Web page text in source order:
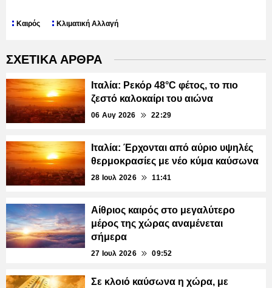
Καιρός Κλιματική Αλλαγή
ΣΧΕΤΙΚΑ ΑΡΘΡΑ
Ιταλία: Ρεκόρ 48°C φέτος, το πιο
ζεστό καλοκαίρι του αιώνα
06 Αυγ 2026 22:29
Ιταλία: Έρχονται από αύριο υψηλές
θερμοκρασίες με νέο κύμα καύσωνα
28 Ιουλ 2026 11:41
Αίθριος καιρός στο μεγαλύτερο
μέρος της χώρας αναμένεται
σήμερα
27 Ιουλ 2026 09:52
Σε κλοιό καύσωνα η χώρα, με